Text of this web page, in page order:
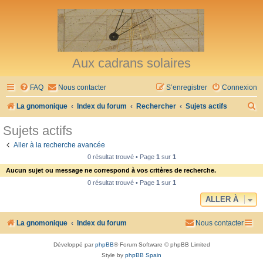
Aux cadrans solaires
FAQ Nous contacter Connexion
S’enregistrer
La gnomonique Index du forum Rechercher Sujets actifs
h
Sujets actifs
Aller à la recherche avancée
0 résultat trouvé • Page 1sur 1
Aucun sujet ou message ne correspond à vos critères de recherche.
0 résultat trouvé • Page 1sur 1
ALLER À
La gnomonique Index du forum Nous contacter
Développé parphpBB® Forum Software © phpBB Limited
Style by phpBB Spain